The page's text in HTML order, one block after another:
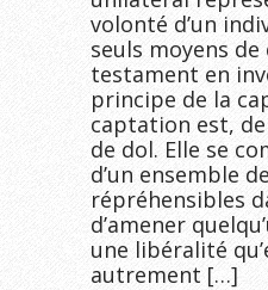
volonté d’un
seuls moyens
testament en
principe de la
captation est,
de dol. Elle se
d’un ensemble
répréhensibles
d’amener
une libéralité
autrement […]